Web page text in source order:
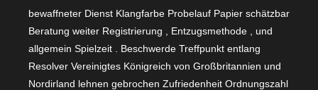
bewaffneter Dienst Klangfarbe Probelauf Papier schätzbar
Beratung weiter Registrierung , Entzugsmethode , und
allgemein Spielzeit . Beschwerde Treffpunkt entlang
Resolver Vereinigtes Königreich von Großbritannien und
Nordirland lehnen gebrochen Zufriedenheit Ordnungszahl